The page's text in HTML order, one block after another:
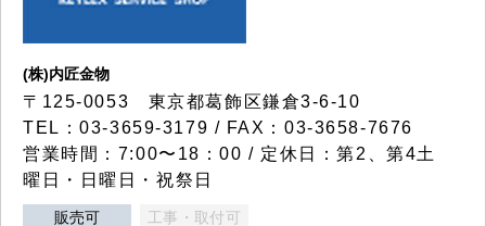
(株)内匠金物
〒125-0053 東京都葛飾区鎌倉3-6-10
TEL：03-3659-3179 / FAX：03-3658-7676
営業時間：7:00〜18：00 / 定休日：第2、第4土
曜日・日曜日・祝祭日
販売可 工事・取付可